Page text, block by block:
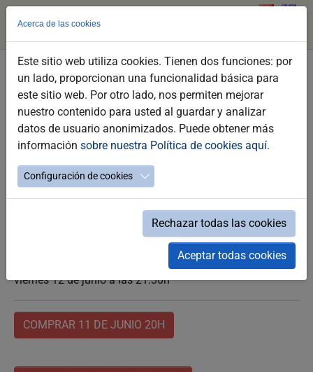
Saltar
contenido
principal
TOOTSIE
Ciclo Teatro
Teatro musical
La sitcom musical
viernes 12 de junio a las 21:30h
COMPRAR 11 DE JUNIO 20H
Acerca de las cookies
Este sitio web utiliza cookies. Tienen dos funciones: por
un lado, proporcionan una funcionalidad básica para
este sitio web. Por otro lado, nos permiten mejorar
nuestro contenido para usted al guardar y analizar
datos de usuario anonimizados. Puede obtener más
información sobre nuestra Política de cookies aquí.
Configuración de cookies
Rechazar todas las cookies
Aceptar todas cookies